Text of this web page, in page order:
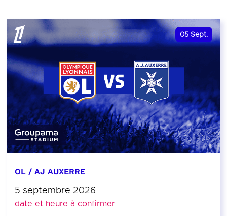
05 Sept.
OL / AJ AUXERRE
5 septembre 2026
date et heure à confirmer